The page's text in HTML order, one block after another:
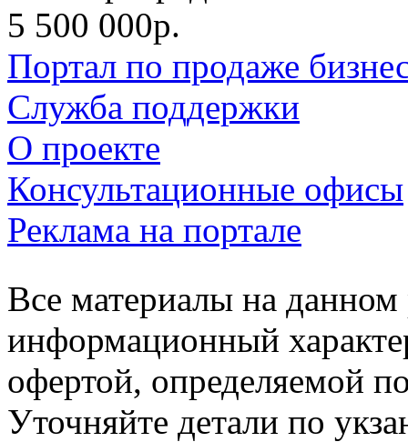
5 500 000р.
Портал по продаже
Служба поддержки
О проекте
Консультационные офисы
Реклама на портале
Все материалы на данном
информационный
офертой, определяемой
Уточняйте детали по